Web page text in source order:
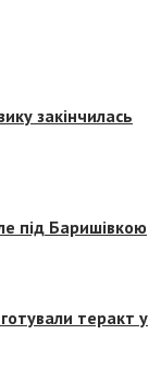
закінчилась
під Баришівкою
теракт у